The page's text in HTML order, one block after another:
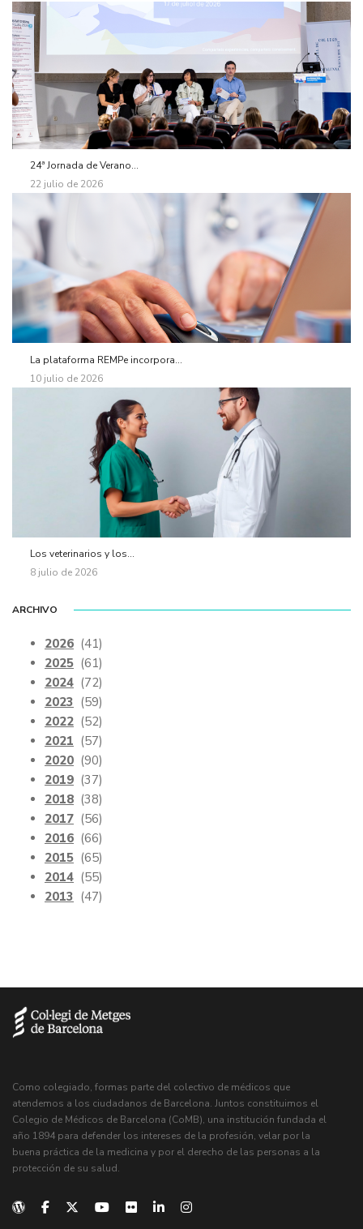
24ª Jornada de Verano...
22 julio de 2026
La plataforma REMPe incorpora...
10 julio de 2026
Los veterinarios y los...
8 julio de 2026
ARCHIVO
2026 (41)
2025 (61)
2024 (72)
2023 (59)
2022 (52)
2021 (57)
2020 (90)
2019 (37)
2018 (38)
2017 (56)
2016 (66)
2015 (65)
2014 (55)
2013 (47)
Como colegiado, formas parte del colectivo de médicos que
atendemos a los ciudadanos de Barcelona. Juntos constituimos el
Colegio de Médicos de Barcelona (CoMB), una institución fundada el
año 1894 para defender los intereses de la profesión, velar por la
buena práctica de la medicina y por el derecho de las personas a la
protección de su salud.